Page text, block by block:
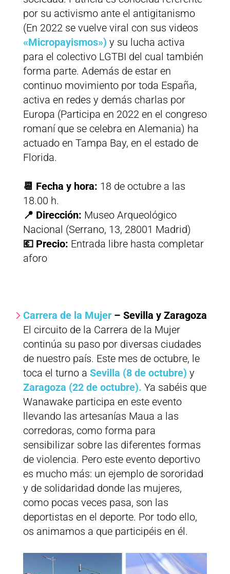
por su activismo ante el antigitanismo
(En 2022 se vuelve viral con sus videos
«Micropayismos») y su lucha activa
para el colectivo LGTBI del cual también
forma parte. Además de estar en
continuo movimiento por toda España,
activa en redes y demás charlas por
Europa (Participa en 2022 en el congreso
romaní que se celebra en Alemania) ha
actuado en Tampa Bay, en el estado de
Florida.
📆 Fecha y hora: 18 de octubre a las
18.00 h.
📍 Dirección: Museo Arqueológico
Nacional (Serrano, 13, 28001 Madrid)
💶 Precio: Entrada libre hasta completar
aforo
Carrera de la Mujer– Sevilla y Zaragoza
El circuito de la Carrera de la Mujer
continúa su paso por diversas ciudades
de nuestro país. Este mes de octubre, le
toca el turno a Sevilla (8 de octubre) y
Zaragoza (22 de octubre). Ya sabéis que
Wanawake participa en este evento
llevando las artesanías Maua a las
corredoras, como forma para
sensibilizar sobre las diferentes formas
de violencia. Pero este evento deportivo
es mucho más: un ejemplo de sororidad
y de solidaridad donde las mujeres,
como pocas veces pasa, son las
deportistas en el deporte. Por todo ello,
os animamos a que participéis en él.